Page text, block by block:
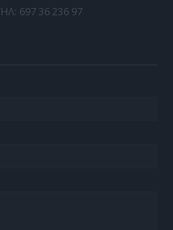
697 36 236 97